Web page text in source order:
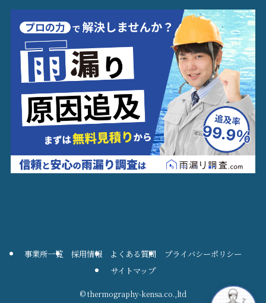
事業所一覧 採用情報 よくある質問
プライバシーポリシー
サイトマップ
©thermography-kensa.co.,ltd